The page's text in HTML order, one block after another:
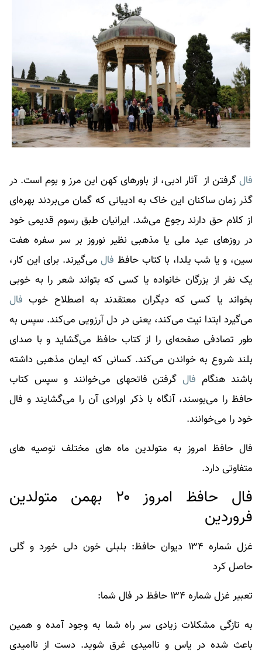
فالگرفتن از آثار ادبی، از باور‌های کهن این مرز و بوم است. در
گذر زمان ساکنان این خاک به ادیبانی که گمان می‌بردند بهره‌ای
از کلام حق دارند رجوع می‌شد. ایرانیان طبق رسوم قدیمی خود
در روزهای عید ملی یا مذهبی نظیر نوروز بر سر سفره هفت
سین، و یا شب یلدا، با کتاب حافظ فالمی‌گیرند. برای این کار،
یک نفر از بزرگان خانواده یا کسی که بتواند شعر را به خوبی
بخواند یا کسی که دیگران معتقدند به اصطلاح خوب فال
می‌گیرد ابتدا نیت می‌کند، یعنی در دل آرزویی می‌کند. سپس به
طور تصادفی صفحه‌ای را از کتاب حافظ می‌گشاید و با صدای
بلند شروع به خواندن می‌کند. کسانی که ایمان مذهبی داشته
باشند هنگام فالگرفتن فاتحهای می‌خوانند و سپس کتاب
حافظ را می‌بوسند، آنگاه با ذکر اورادی آن را می‌گشایند و فال
خود را می‌خوانند.
فال حافظ امروز به متولدین ماه های مختلف توصیه های
متفاوتی دارد.
فال حافظ امروز ۲۰ بهمن متولدین
فروردین
غزل شماره ۱۳۴ دیوان حافظ: بلبلی خون دلی خورد و گلی
حاصل کرد
تعبیر غزل شماره ۱۳۴ حافظ در فال شما:
به تازگی مشکلات زیادی سر راه شما به وجود آمده و همین
باعث شده در یاس و ناامیدی غرق شوید. دست از ناامیدی